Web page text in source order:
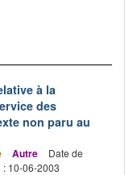
à la
des
non paru au
Autre
Date de
10-06-2003